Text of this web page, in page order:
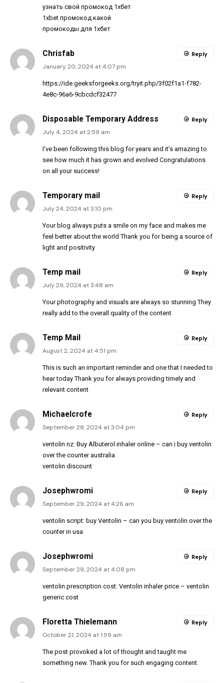
узнать свой промокод 1хбет
1xbet промокод какой
промокоды для 1хбет
Chrisfab
January 20, 2024 at 4:07 pm
https://ide.geeksforgeeks.org/tryit.php/3f02f1a1-f782-
4e8c-96a6-9cbcdcf32477
Reply
Disposable Temporary Address
July 4, 2024 at 2:59 am
I’ve been following this blog for years and it’s amazing to
see how much it has grown and evolved Congratulations
on all your success!
Reply
Temporary mail
July 24, 2024 at 3:10 pm
Your blog always puts a smile on my face and makes me
feel better about the world Thank you for being a source of
light and positivity
Reply
Temp mail
July 29, 2024 at 3:48 am
Your photography and visuals are always so stunning They
really add to the overall quality of the content
Reply
Temp Mail
August 2, 2024 at 4:51 pm
This is such an important reminder and one that I needed to
hear today Thank you for always providing timely and
relevant content
Reply
Michaelcrofe
September 28, 2024 at 3:04 pm
ventolin nz: Buy Albuterol inhaler online – can i buy ventolin
over the counter australia
ventolin discount
Reply
Josephwromi
September 29, 2024 at 4:26 am
ventolin script: buy Ventolin – can you buy ventolin over the
counter in usa
Reply
Josephwromi
September 29, 2024 at 4:08 pm
ventolin prescription cost: Ventolin inhaler price – ventolin
generic cost
Reply
Floretta Thielemann
October 21, 2024 at 1:59 am
The post provoked a lot of thought and taught me
something new. Thank you for such engaging content.
Reply